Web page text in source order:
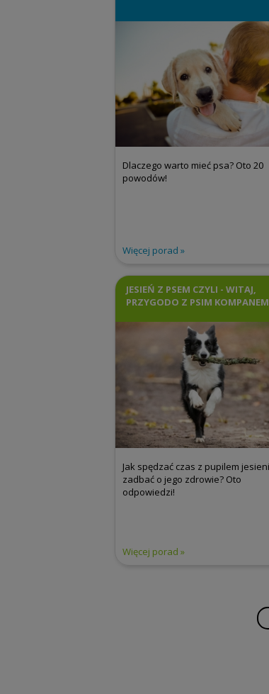
Dlaczego warto mieć psa? Oto 20
powodów!
Więcej porad
JESIEŃ Z PSEM CZYLI - WITAJ,
PRZYGODO Z PSIM
Jak spędzać czas z pupilem
zadbać o jego zdrowie? Oto
odpowiedzi!
Więcej porad